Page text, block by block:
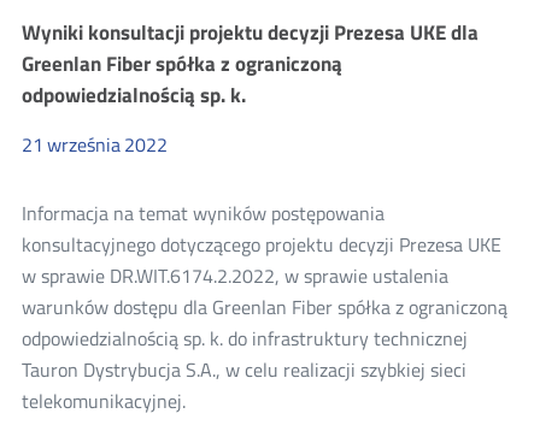
decyzji
Prezesa
UKE
dla
Mobile
Polska
Wyniki konsultacji projektu decyzji Prezesa UKE dla
Greenlan Fiber spółka z ograniczoną
odpowiedzialnością sp. k.
21 września2022
Informacja na temat wyników postępowania
konsultacyjnego dotyczącego projektu decyzji Prezesa UKE
w sprawie DR.WIT.6174.2.2022, w sprawie ustalenia
warunków dostępu dla Greenlan Fiber spółka z ograniczoną
odpowiedzialnością sp. k. do infrastruktury technicznej
Tauron Dystrybucja S.A., w celu realizacji szybkiej sieci
telekomunikacyjnej.